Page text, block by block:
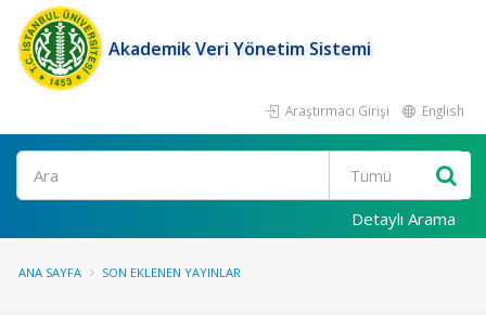
Akademik Veri Yönetim Sistemi
Araştırmacı Girişi English
Ara
Detaylı Arama
ANA SAYFA SON EKLENEN YAYINLAR